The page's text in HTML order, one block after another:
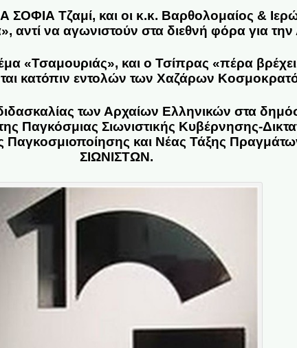
ΣΟΦΙΑ Τζαμί, και οι κ.κ. Βαρθολομαίος &
αντί να αγωνιστούν στα διεθνή φόρα για
«Τσαμουριάς», και ο Τσίπρας «πέρα
κατόπιν εντολών των Χαζάρων
των Αρχαίων Ελληνικών στα
Παγκόσμιας Σιωνιστικής Κυβέρνησης-
Παγκοσμιοποίησης και Νέας Τάξης
ΣΙΩΝΙΣΤΩΝ.